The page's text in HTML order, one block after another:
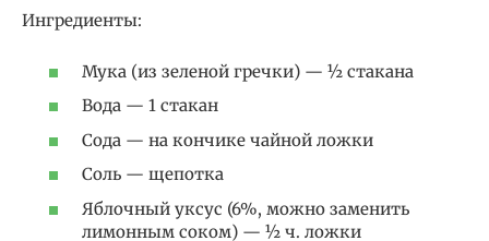
Ингредиенты:
Мука (из зеленой гречки) — ½ стакана
Вода — 1 стакан
Сода — на кончике чайной ложки
Соль — щепотка
Яблочный уксус (6%, можно заменить
лимонным соком) — ½ ч. ложки